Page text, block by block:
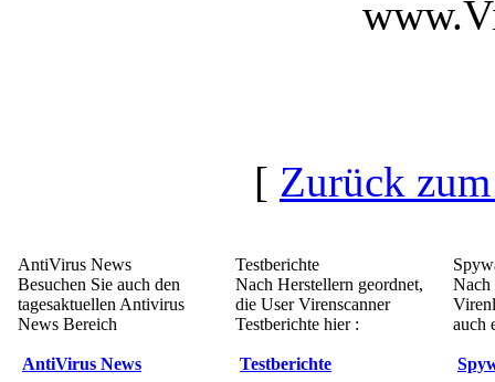
[ Zurück
AntiVirus News
Besuchen Sie auch den
tagesaktuellen Antivirus
News Bereich
AntiVirus News
Testberichte
Nach Herstellern geordnet,
die User Virenscanner
Testberichte hier :
Testberichte
Nach
auch